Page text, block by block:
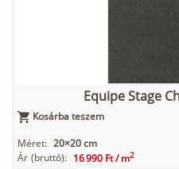
Equipe Stage
Kosárba teszem
Méret: 20×20 cm
Ár (bruttó): 16 990 Ft /m2